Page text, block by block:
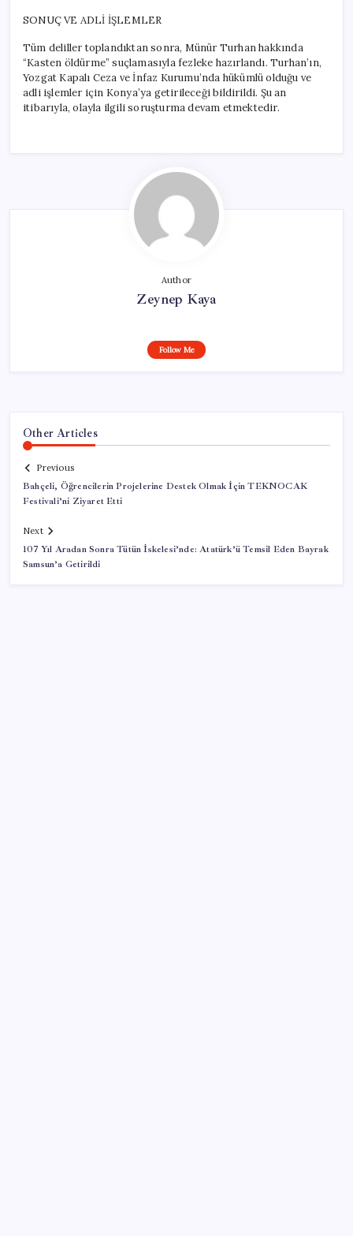
SONUÇ VE ADLİ İŞLEMLER
Tüm deliller toplandıktan sonra, Münür Turhan hakkında
“Kasten öldürme” suçlamasıyla fezleke hazırlandı. Turhan’ın,
Yozgat Kapalı Ceza ve İnfaz Kurumu’nda hükümlü olduğu ve
adli işlemler için Konya’ya getirileceği bildirildi. Şu an
itibarıyla, olayla ilgili soruşturma devam etmektedir.
Author
Zeynep Kaya
Follow Me
Other Articles
Previous
Bahçeli, Öğrencilerin Projelerine Destek Olmak İçin TEKNOCAK
Festivali’ni Ziyaret Etti
Next
107 Yıl Aradan Sonra Tütün İskelesi’nde: Atatürk’ü Temsil Eden Bayrak
Samsun’a Getirildi